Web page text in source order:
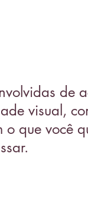
de
visual,
o que você